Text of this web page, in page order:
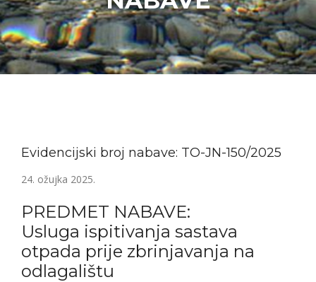
Evidencijski broj nabave: TO-JN-150/2025
24. ožujka 2025.
PREDMET NABAVE:
Usluga ispitivanja sastava
otpada prije zbrinjavanja na
odlagalištu